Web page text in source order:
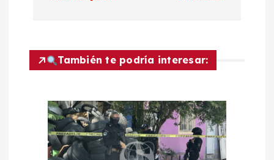
c
También te podría interesar: